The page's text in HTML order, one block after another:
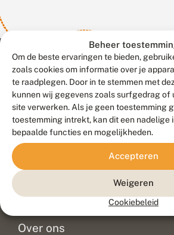
Beheer
Om de beste ervaringen te bieden,
zoals cookies om informatie over je
te raadplegen. Door in te stemmen met
kunnen wij gegevens zoals surfgedrag of
site verwerken. Als je geen toestemming
toestemming intrekt, kan dit een nadelige
bepaalde functies en mogelijkheden.
Accepteren
Weigeren
Cookiebeleid
Contact
Veelgestelde vragen
Doneer
Over ons
Meld waarnemingen© 2026 Vlinderstichting
Duurzaam ontwikkeld door
Go2People
Blue Field Agency
Privacy
Disclaimer
Sitemap